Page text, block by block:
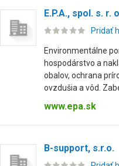
E.P.A., spol. s. r.
Pridať
Environmentálne
hospodárstvo a
obalov, ochrana
ovzdušia a vôd.
www.epa.sk
B-support, s.r.o.